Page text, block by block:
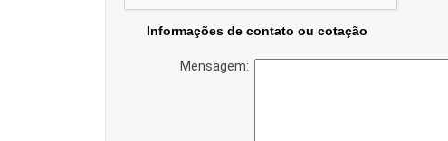
Informações de contato ou cotação
Mensagem: